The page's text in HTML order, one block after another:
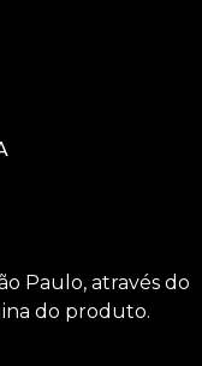
Paulo, através do
do produto.